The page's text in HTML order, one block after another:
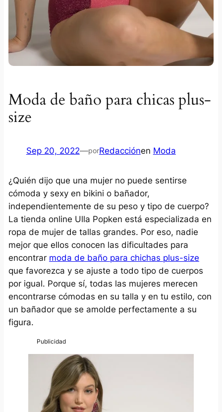
Moda de baño para chicas plus-
size
Sep 20, 2022—porRedacciónen Moda
¿Quién dijo que una mujer no puede sentirse
cómoda y sexy en bikini o bañador,
independientemente de su peso y tipo de cuerpo?
La tienda online Ulla Popken está especializada en
ropa de mujer de tallas grandes. Por eso, nadie
mejor que ellos conocen las dificultades para
encontrar moda de baño para chichas plus-size
que favorezca y se ajuste a todo tipo de cuerpos
por igual. Porque sí, todas las mujeres merecen
encontrarse cómodas en su talla y en tu estilo, con
un bañador que se amolde perfectamente a su
figura.